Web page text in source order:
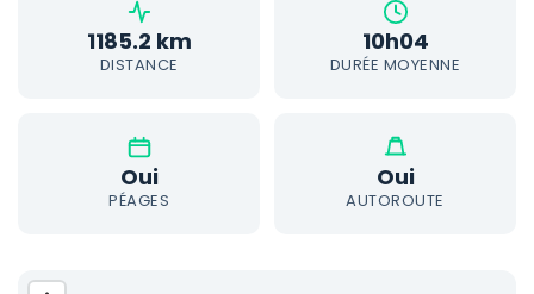
1185.2 km
DISTANCE
10h04
DURÉE MOYENNE
Oui
PÉAGES
Oui
AUTOROUTE